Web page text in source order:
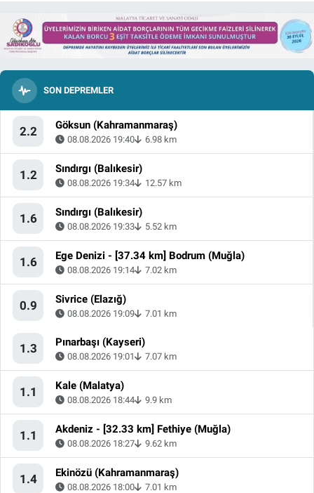
SON DEPREMLER
2.2 Göksun (Kahramanmaraş)
08.08.2026 19:40 6.98 km
1.2 Sındırgı (Balıkesir)
08.08.2026 19:34 12.57 km
1.6 Sındırgı (Balıkesir)
08.08.2026 19:33 5.52 km
1.6 Ege Denizi - [37.34 km] Bodrum (Muğla)
08.08.2026 19:14 7.02 km
0.9 Sivrice (Elazığ)
08.08.2026 19:09 7.01 km
1.3 Pınarbaşı (Kayseri)
08.08.2026 19:01 7.07 km
1.1 Kale (Malatya)
08.08.2026 18:44 9.9 km
1.1 Akdeniz - [32.33 km] Fethiye (Muğla)
08.08.2026 18:27 9.62 km
1.4 Ekinözü (Kahramanmaraş)
08.08.2026 18:00 7.01 km